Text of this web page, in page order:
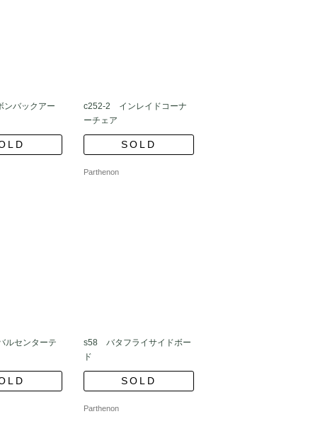
バックアー
c252-2 インレイドコーナ
ーチェア
SOLD
Parthenon
センターテ
s58 バタフライサイドボー
ド
SOLD
Parthenon